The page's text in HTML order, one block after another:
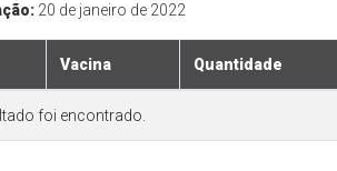
20 de janeiro de 2022
Vacina Quantidade
foi encontrado.